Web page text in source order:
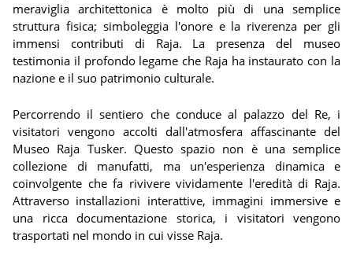
meraviglia architettonica è molto più di una semplice
struttura fisica; simboleggia l'onore e la riverenza per gli
immensi contributi di Raja. La presenza del museo
testimonia il profondo legame che Raja ha instaurato con la
nazione e il suo patrimonio culturale.
Percorrendo il sentiero che conduce al palazzo del Re, i
visitatori vengono accolti dall'atmosfera affascinante del
Museo Raja Tusker. Questo spazio non è una semplice
collezione di manufatti, ma un'esperienza dinamica e
coinvolgente che fa rivivere vividamente l'eredità di Raja.
Attraverso installazioni interattive, immagini immersive e
una ricca documentazione storica, i visitatori vengono
trasportati nel mondo in cui visse Raja.